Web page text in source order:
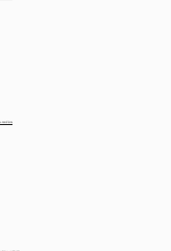
LINKEDIN​